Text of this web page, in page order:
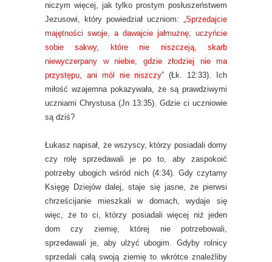
niczym więcej, jak tylko prostym posłuszeństwem
Jezusowi, który powiedział uczniom: „Sprzedajcie
majętności swoje, a dawajcie jałmużnę; uczyńcie
sobie sakwy, które nie niszczeją, skarb
niewyczerpany w niebie, gdzie złodziej nie ma
przystępu, ani mól nie niszczy” (Łk. 12:33). Ich
miłość wzajemna pokazywała, że są prawdziwymi
uczniami Chrystusa (Jn 13:35). Gdzie ci uczniowie
są dziś?
Łukasz napisał, że wszyscy, którzy posiadali domy
czy rolę sprzedawali je po to, aby zaspokoić
potrzeby ubogich wśród nich (4:34). Gdy czytamy
Księgę Dziejów dalej, staje się jasne, że pierwsi
chrześcijanie mieszkali w domach, wydaje się
więc, że to ci, którzy posiadali więcej niż jeden
dom czy ziemię, której nie potrzebowali,
sprzedawali je, aby ulżyć ubogim. Gdyby rolnicy
sprzedali całą swoją ziemię to wkrótce znaleźliby